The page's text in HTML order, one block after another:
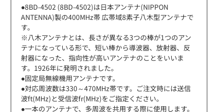
●8BD-4502 (8BD-4502)は日本アンテナ(NIPPON
ANTENNA)製の400MHz帯 広帯域8素子八木型アンテナで
す。
※八木アンテナとは、長さが異なる3つの棒が1つのアン
テナになっている形で、短い棒から導波器、放射器、反
射器になった、指向性が高いアンテナのことをいいま
す。1926年に発明されました。
●固定局無線機用アンテナです。
●対応周波数は330～470MHz帯です。ご注文時には送信
波ft(MHz)と受信波fr(MHz)をご指定ください。
●一本のアンテナで、多周波を共用する際に使用します。